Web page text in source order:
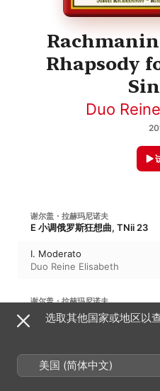
Rhapsody
Duo
谢尔盖・拉赫玛尼诺夫
E 小调俄罗斯狂想曲, TNii 23
I. Moderato
Duo Reine Elisabeth
谢尔盖・拉赫玛尼诺夫
三首夜曲, TNii 13
Duo Reine Elisabeth
选取其他国家或地区以
美国 (简体中文)